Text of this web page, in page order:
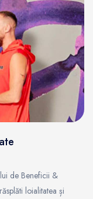
de Beneficii &
loialitatea și